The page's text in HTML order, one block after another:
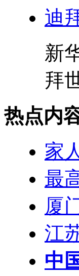
迪
新
拜
热点内
家
最
厦
江
中